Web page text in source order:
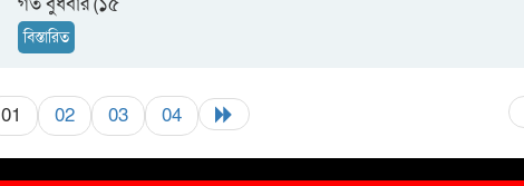
বিস্তারিত
01 02 03 04